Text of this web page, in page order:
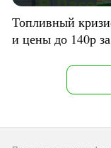
Топливный
и цены до 140р